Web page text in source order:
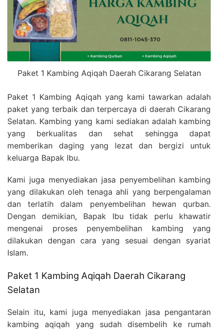
Paket 1 Kambing Aqiqah Daerah Cikarang Selatan
Paket 1 Kambing Aqiqah yang kami tawarkan adalah
paket yang terbaik dan terpercaya di daerah Cikarang
Selatan. Kambing yang kami sediakan adalah kambing
yang berkualitas dan sehat sehingga dapat
memberikan daging yang lezat dan bergizi untuk
keluarga Bapak Ibu.
Kami juga menyediakan jasa penyembelihan kambing
yang dilakukan oleh tenaga ahli yang berpengalaman
dan terlatih dalam penyembelihan hewan qurban.
Dengan demikian, Bapak Ibu tidak perlu khawatir
mengenai proses penyembelihan kambing yang
dilakukan dengan cara yang sesuai dengan syariat
Islam.
Paket 1 Kambing Aqiqah Daerah Cikarang
Selatan
Selain itu, kami juga menyediakan jasa pengantaran
kambing aqiqah yang sudah disembelih ke rumah